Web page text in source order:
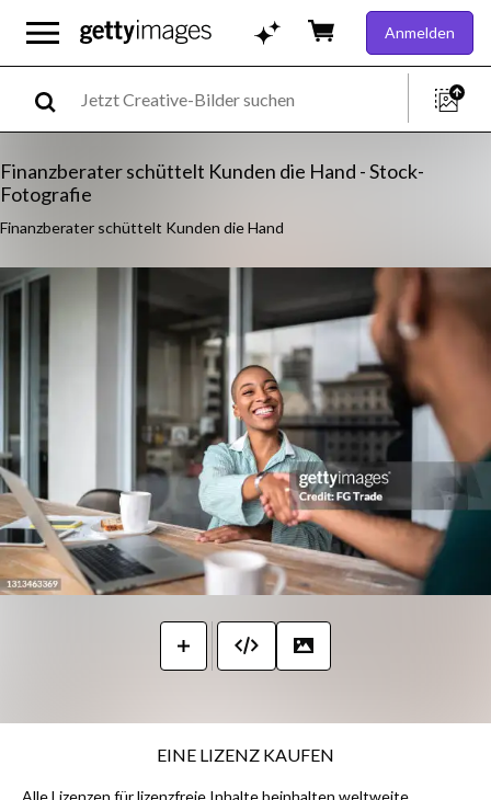
Anmelden
Finanzberater schüttelt Kunden die Hand - Stock-
Fotografie
Finanzberater schüttelt Kunden die Hand
EINE LIZENZ KAUFEN
Alle Lizenzen für lizenzfreie Inhalte beinhalten weltweite